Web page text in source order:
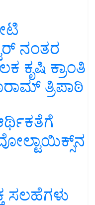
ನಂತರ
ಕ್ರಾಂತಿ
ತ್ರಿಪಾಠಿ
ಸಲಹೆಗಳು